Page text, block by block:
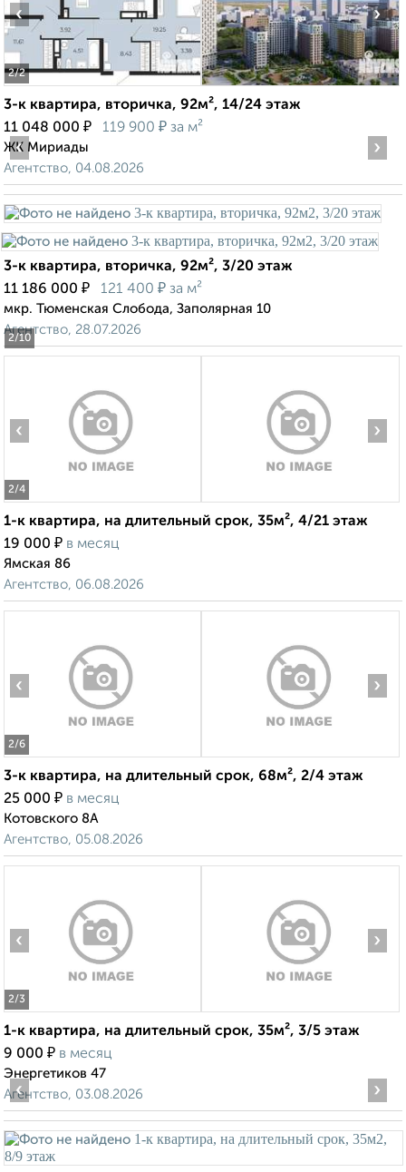
2/2
‹ ›
3-к квартира, вторичка, 92м², 14/24 этаж
11 048 000 ₽ 119 900 ₽ за м²
ЖК Мириады
Агентство, 04.08.2026
2/10
‹ ›
3-к квартира, вторичка, 92м², 3/20 этаж
11 186 000 ₽ 121 400 ₽ за м²
мкр. Тюменская Слобода, Заполярная 10
Агентство, 28.07.2026
2/4
‹ ›
1-к квартира, на длительный срок, 35м², 4/21 этаж
19 000 ₽ в месяц
Ямская 86
Агентство, 06.08.2026
2/6
‹ ›
3-к квартира, на длительный срок, 68м², 2/4 этаж
25 000 ₽ в месяц
Котовского 8А
Агентство, 05.08.2026
2/3
‹ ›
1-к квартира, на длительный срок, 35м², 3/5 этаж
9 000 ₽ в месяц
Энергетиков 47
Агентство, 03.08.2026
‹ ›